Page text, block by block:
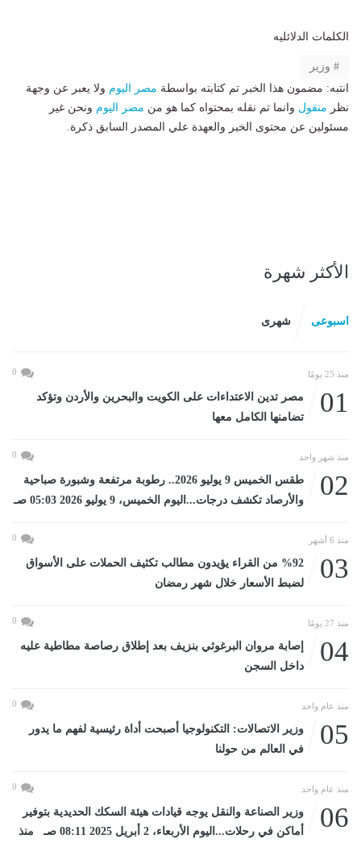
الكلمات الدلائليه
وزير
انتبه: مضمون هذا الخبر تم كتابته بواسطة مصر اليوم ولا يعبر عن وجهة
نظر منقول وانما تم نقله بمحتواه كما هو من مصر اليوم ونحن غير
مسئولين عن محتوى الخبر والعهدة علي المصدر السابق ذكرة.
الأكثر شهرة
اسبوعى شهرى
منذ 25 يومًا 0
01
مصر تدين الاعتداءات على الكويت والبحرين والأردن وتؤكد
تضامنها الكامل معها
منذ شهر واحد 0
02
طقس الخميس 9 يوليو 2026.. رطوبة مرتفعة وشبورة صباحية
والأرصاد تكشف درجات...اليوم الخميس، 9 يوليو 2026 05:03 صـ
منذ 6 أشهر 0
03
%92 من القراء يؤيدون مطالب تكثيف الحملات على الأسواق
لضبط الأسعار خلال شهر رمضان
منذ 27 يومًا 0
04
إصابة مروان البرغوثي بنزيف بعد إطلاق رصاصة مطاطية عليه
داخل السجن
منذ عام واحد 0
05
وزير الاتصالات: التكنولوجيا أصبحت أداة رئيسية لفهم ما يدور
في العالم من حولنا
منذ عام واحد 0
06
وزير الصناعة والنقل يوجه قيادات هيئة السكك الحديدية بتوفير
أماكن في رحلات...اليوم الأربعاء، 2 أبريل 2025 08:11 صـ منذ